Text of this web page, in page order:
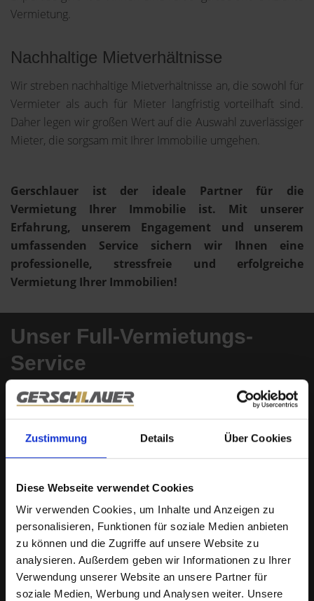
Zustimmung Details Über Cookies
Diese Webseite verwendet Cookies
Wir verwenden Cookies, um Inhalte und Anzeigen zu
personalisieren, Funktionen für soziale Medien anbieten
zu können und die Zugriffe auf unsere Website zu
analysieren. Außerdem geben wir Informationen zu Ihrer
Verwendung unserer Website an unsere Partner für
soziale Medien, Werbung und Analysen weiter. Unsere
Vermietung.
Nachhaltige Mietverhältnisse
Wir streben nachhaltige Mietverhältnisse an, die sowohl für
Vermieter als auch für Mieter langfristig vorteilhaft sind.
Daher legen wir großen Wert auf die Auswahl zuverlässiger
Mieter, die sorgsam mit Ihrer Immobilie umgehen.
Gerschlauer ist der ideale Partner für die
Vermietung Ihrer Immobilie ist. Mit unserer
Erfahrung, unserem Engagement und unserem
umfassenden Service sichern wir Ihnen eine
professionelle, stressfreie und erfolgreiche
Vermietung Ihrer Immobilien!
Unser Full-Vermietungs-
Service
Objekt-Vermarktung
Qualitätsmanagement der Anfragen
Terminierung der Besichtigungen
Auswertung und Vorselektion der
eingehenden Bewerbungen
Bonitätsprüfungdes / der
Mietinteressenten
Empfehlung der TOP-Kandidaten und